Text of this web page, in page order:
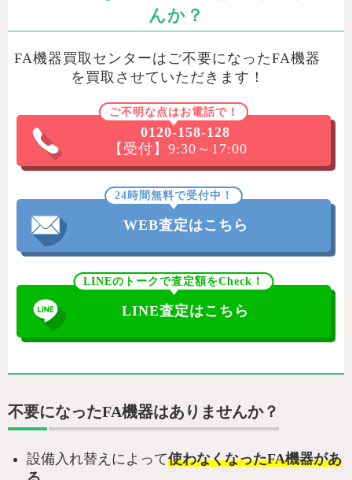
んか？
FA機器買取センターはご不要になったFA機器
を買取させていただきます！
ご不明な点はお電話で！
0120-158-128
【受付】9:30～17:00
24時間無料で受付中！
WEB査定はこちら
LINEのトークで査定額をCheck！
LINE査定はこちら
不要になったFA機器はありませんか？
設備入れ替えによって使わなくなったFA機器があ